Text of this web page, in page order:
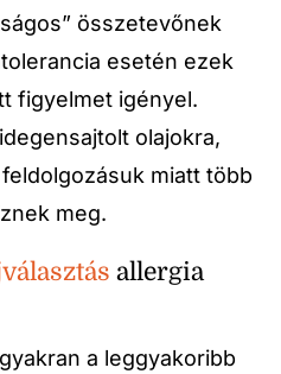
összetevőnek
esetén ezek
figyelmet igényel.
olajokra,
miatt több
meg.
allergia
a leggyakoribb